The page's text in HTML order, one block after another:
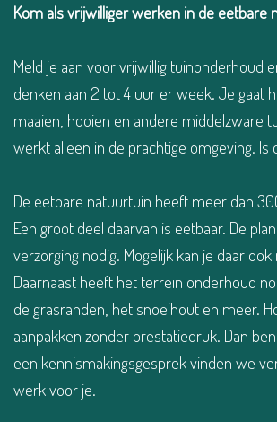
Kom als vrijwilliger werken in de eetbare
Meld je aan voor vrijwillig tuinonderhoud
denken aan 2 tot 4 uur er week. Je gaat
maaien, hooien en andere middelzware
werkt alleen in de prachtige omgeving. Is
De eetbare natuurtuin heeft meer dan
Een groot deel daarvan is eetbaar. De
verzorging nodig. Mogelijk kan je daar
Daarnaast heeft het terrein onderhoud
de grasranden, het snoeihout en meer.
aanpakken zonder prestatiedruk. Dan
een kennismakingsgesprek vinden we
werk voor je.